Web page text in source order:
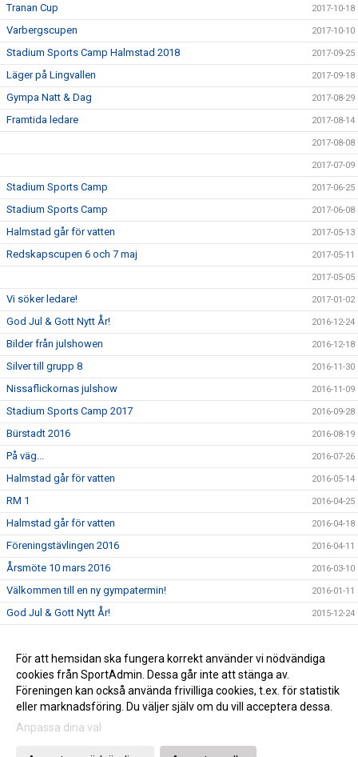
Tranan Cup 2017-10-18
Varbergscupen 2017-10-10
Stadium Sports Camp Halmstad 2018 2017-09-25
Läger på Lingvallen 2017-09-18
Gympa Natt & Dag 2017-08-29
Framtida ledare 2017-08-14
2017-08-08
2017-07-09
Stadium Sports Camp 2017-06-25
Stadium Sports Camp 2017-06-08
Halmstad går för vatten 2017-05-13
Redskapscupen 6 och 7 maj 2017-05-11
2017-05-05
Vi söker ledare! 2017-01-02
God Jul & Gott Nytt År! 2016-12-24
Bilder från julshowen 2016-12-18
Silver till grupp 8 2016-11-30
Nissaflickornas julshow 2016-11-09
Stadium Sports Camp 2017 2016-09-28
Bürstadt 2016 2016-08-19
På väg... 2016-07-26
Halmstad går för vatten 2016-05-14
RM 1 2016-04-25
Halmstad går för vatten 2016-04-18
Föreningstävlingen 2016 2016-04-11
Årsmöte 10 mars 2016 2016-03-10
Välkommen till en ny gympatermin! 2016-01-11
God Jul & Gott Nytt År! 2015-12-24
Uppvisning 6 juni 2015-09-21
Gräsroten
Gå till Webbversion
För att hemsidan ska fungera korrekt använder vi nödvändiga
cookies från SportAdmin. Dessa går inte att stänga av.
Föreningen kan också använda frivilliga cookies, t.ex. för statistik
eller marknadsföring. Du väljer själv om du vill acceptera dessa.
Anpassa dina val